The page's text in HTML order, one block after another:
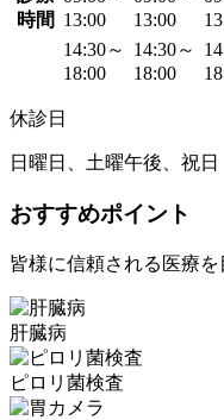
時間 13:00
13:00
14:30～
18:00
14:30～
18:00
休診日
日曜日、土曜午後、祝日
おすすめポイント
皆様に信頼される医療
肝臓病
ピロリ菌検査